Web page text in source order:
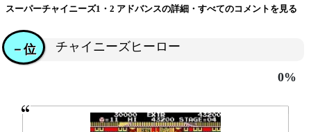
スーパーチャイニーズ1・2 アドバンスの詳細・すべてのコメントを見る
チャイニーズヒーロー
－位
0%